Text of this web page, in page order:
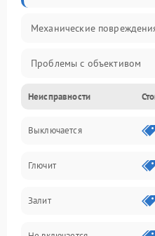
Механические
Проблемы с объективом
Электронные ошибки
Механические проблемы
Матрица и оптика
Питание и питание цепей
Неисправности
Выключается
Глючит
Залит